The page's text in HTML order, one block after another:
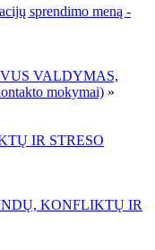
sprendimo meną -
VALDYMAS,
mokymai) »
IR STRESO
KONFLIKTŲ IR